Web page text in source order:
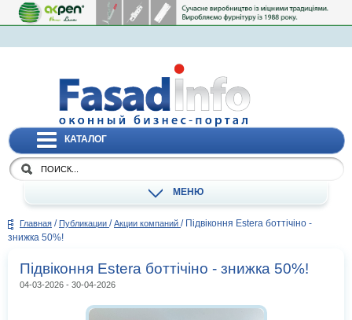
КАТАЛОГ
МЕНЮ
Главная / Публикации / Акции компаний / Підвіконня Estera боттічіно -
знижка 50%!
Підвіконня Estera боттічіно - знижка 50%!
04-03-2026 - 30-04-2026